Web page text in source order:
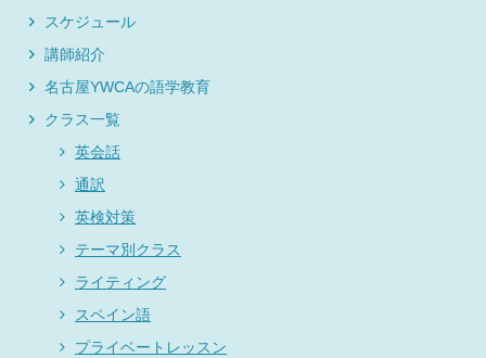
スケジュール
講師紹介
名古屋YWCAの語学教育
クラス一覧
英会話
通訳
英検対策
テーマ別クラス
ライティング
スペイン語
プライベートレッスン